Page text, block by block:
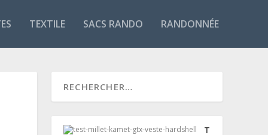
TEXTILE SACS RANDO RANDONNÉE
T